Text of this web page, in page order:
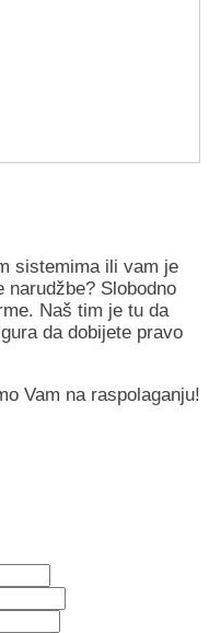
sistemima ili vam je
narudžbe? Slobodno
Naš tim je tu da
da dobijete pravo
Vam na raspolaganju!